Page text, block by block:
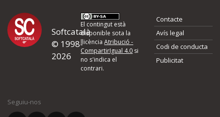
Proposeu-nos millores o
d'errors
Si heu trobat un error o voleu proposar alguna millora, ompliu els
quina és la millora que proposeu o l'error del qual voleu informar-
Softcatalà
© 1998-
2026
El contingut està
disponible sota la
llicènciaAtribució -
CompartirIgual 4.0 si
no s'indica el
contrari.
Contacte
Avís legal
Codi de conducta
Publicitat
Seguiu-nos